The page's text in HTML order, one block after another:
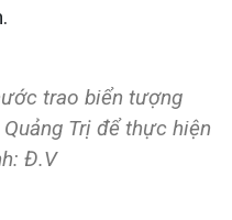
trao biển tượng
Trị để thực hiện
Đ.V